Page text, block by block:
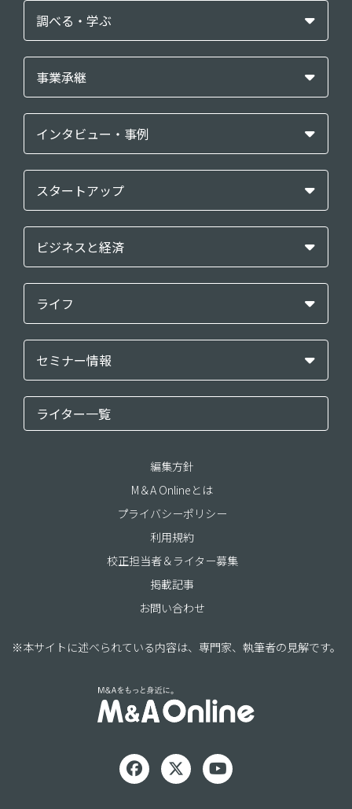
調べる・学ぶ
事業承継
インタビュー・事例
スタートアップ
ビジネスと経済
ライフ
セミナー情報
ライター一覧
編集方針
M＆A Onlineとは
プライバシーポリシー
利用規約
校正担当者＆ライター募集
掲載記事
お問い合わせ
※本サイトに述べられている内容は、専門家、執筆者の見解です。